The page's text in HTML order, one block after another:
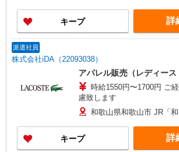
キープ 詳
派遣社員
株式会社iDA（22093038）
アパレル販売（レディース
時給1550円〜1700円 ご
慮致します
和歌山県和歌山市 JR「
キープ 詳